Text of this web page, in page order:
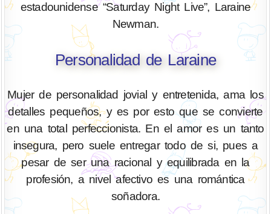
estadounidense “Saturday Night Live”, Laraine
Newman.
Personalidad de Laraine
Mujer de personalidad jovial y entretenida, ama los
detalles pequeños, y es por esto que se convierte
en una total perfeccionista. En el amor es un tanto
insegura, pero suele entregar todo de si, pues a
pesar de ser una racional y equilibrada en la
profesión, a nivel afectivo es una romántica
soñadora.